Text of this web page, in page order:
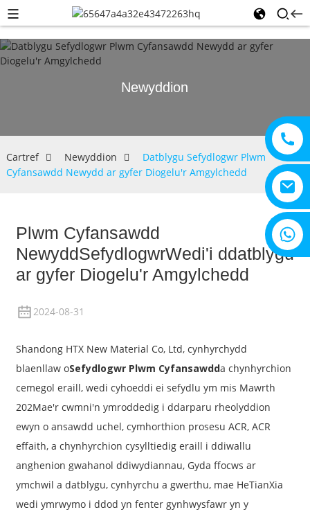
Newyddion
Cartref Newyddion
Datblygu Sefydlogwr Plwm
Cyfansawdd Newydd ar gyfer Diogelu'r Amgylchedd
Plwm Cyfansawdd
NewyddSefydlogwrWedi'i ddatblygu
ar gyfer Diogelu'r Amgylchedd
2024-08-31
Shandong HTX New Material Co, Ltd, cynhyrchydd
blaenllaw oSefydlogwr Plwm Cyfansawdda chynhyrchion
cemegol eraill, wedi cyhoeddi ei sefydlu ym mis Mawrth
202Mae'r cwmni'n ymroddedig i ddarparu rheolyddion
ewyn o ansawdd uchel, cymhorthion prosesu ACR, ACR
effaith, a chynhyrchion cysylltiedig eraill i ddiwallu
anghenion gwahanol ddiwydiannau, Gyda ffocws ar
ymchwil a datblygu, cynhyrchu a gwerthu, mae HeTianXia
wedi ymrwymo i ddod yn fenter gynhwysfawr yn y